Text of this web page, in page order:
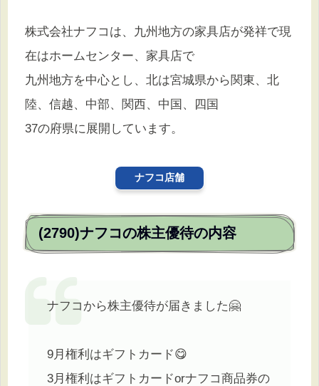
株式会社ナフコは、九州地方の家具店が発祥で現
在はホームセンター、家具店で
九州地方を中心とし、北は宮城県から関東、北
陸、信越、中部、関西、中国、四国
37の府県に展開しています。
ナフコ店舗
(2790)ナフコの株主優待の内容
ナフコから株主優待が届きました🤗
9月権利はギフトカード😋
3月権利はギフトカードorナフコ商品券の